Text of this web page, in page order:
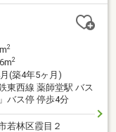
2
2
(築4年5ヶ月)
東西線 薬師堂駅 バス
バス停 停歩4分
若林区霞目２